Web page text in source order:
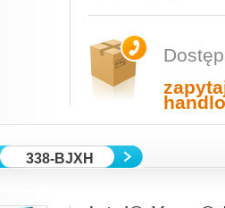
338-BJXH